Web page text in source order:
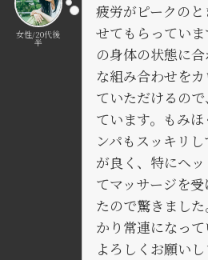
女性/20代後
半
疲労がピークの
せてもらってい
の身体の状態に
な組み合わせを
ていただけるの
ています。もみ
ンパもスッキリ
が良く、特にヘ
てマッサージを
たので驚きまし
かり常連になっ
よろしくお願いし